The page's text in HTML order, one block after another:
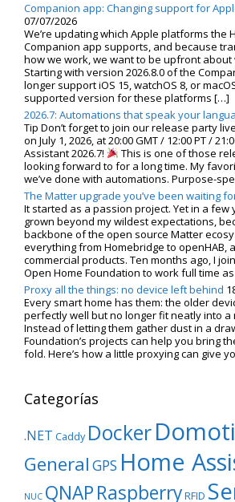
Companion app: Changing support for
07/07/2026
We’re updating which Apple platforms the
Companion app supports, and because
how we work, we want to be upfront about
Starting with version 2026.8.0 of the
longer support iOS 15, watchOS 8, or
supported version for these platforms […]
2026.7: Automations that speak your
Tip Don’t forget to join our release party
on July 1, 2026, at 20:00 GMT / 12:00 PT /
Assistant 2026.7!
This is one of those
looking forward to for a long time. My
we’ve done with automations. Purpose-
The Matter upgrade you’ve been waiting
It started as a passion project. Yet in a few
grown beyond my wildest expectations,
backbone of the open source Matter
everything from Homebridge to openHAB,
commercial products. Ten months ago, I
Open Home Foundation to work full time
Proxy all the things: no device left behind
Every smart home has them: the older
perfectly well but no longer fit neatly into a
Instead of letting them gather dust in a
Foundation’s projects can help you bring
fold. Here’s how a little proxying can give
Categorías
.NET Caddy Docker
General GPS Home
NUC QNAPRaspberryRFID